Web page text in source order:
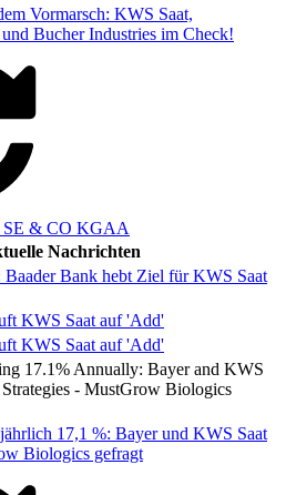
Vormarsch: KWS Saat,
Bucher Industries im Check!
SE & CO KGAA
Nachrichten
Bank hebt Ziel für KWS Saat
KWS Saat auf 'Add'
KWS Saat auf 'Add'
17.1% Annually: Bayer and KWS
- MustGrow Biologics
17,1 %: Bayer und KWS Saat
Biologics gefragt